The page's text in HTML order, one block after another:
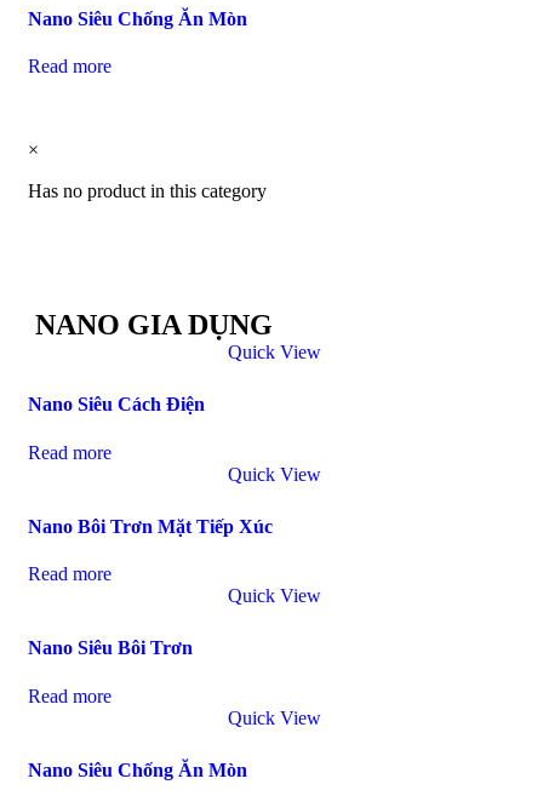
Nano Siêu Chống Ăn Mòn
Read more
×
Has no product in this category
NANO GIA DỤNG
Quick View
Nano Siêu Cách Điện
Read more
Quick View
Nano Bôi Trơn Mặt Tiếp Xúc
Read more
Quick View
Nano Siêu Bôi Trơn
Read more
Quick View
Nano Siêu Chống Ăn Mòn